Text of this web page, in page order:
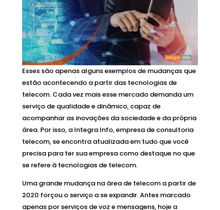
Esses são apenas alguns exemplos de mudanças que
estão acontecendo a partir das tecnologias de
telecom. Cada vez mais esse mercado demanda um
serviço de qualidade e dinâmico, capaz de
acompanhar as inovações da sociedade e da própria
área. Por isso, a Integra Info, empresa de consultoria
telecom, se encontra atualizada em tudo que você
precisa para ter sua empresa como destaque no que
se refere à tecnologias de telecom.
Uma grande mudança na área de telecom a partir de
2020 forçou o serviço a se expandir. Antes marcado
apenas por serviços de voz e mensagens, hoje a